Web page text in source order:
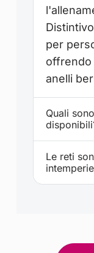
per
offrendo
anelli
Quali
Le reti